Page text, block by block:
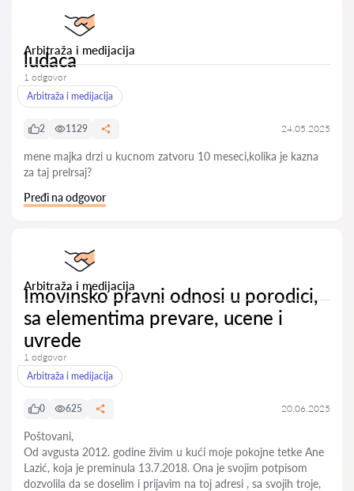
Arbitraža i medijacija
ludaca
1 odgovor
Arbitraža i medijacija
2 1129 24.05.2025
mene majka drzi u kucnom zatvoru 10 meseci,kolika je kazna
za taj prelrsaj?
Pređi na odgovor
Arbitraža i medijacija
Imovinsko pravni odnosi u porodici,
sa elementima prevare, ucene i
uvrede
1 odgovor
Arbitraža i medijacija
0 625 20.06.2025
Poštovani,
Od avgusta 2012. godine živim u kući moje pokojne tetke Ane
Lazić, koja je preminula 13.7.2018. Ona je svojim potpisom
dozvolila da se doselim i prijavim na toj adresi , sa svojih troje,